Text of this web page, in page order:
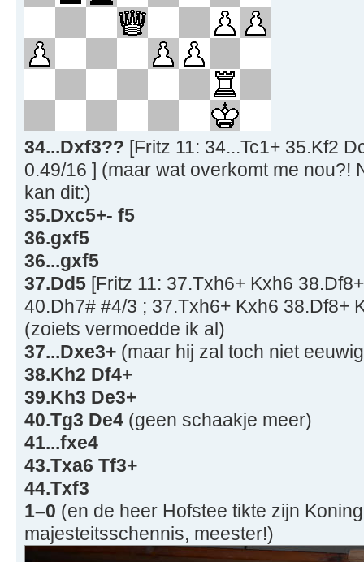
34...Dxf3?? [Fritz 11: 34...Tc1+ 35.Kf2
0.49/16 ] (maar wat overkomt me nou?!
kan dit:)
35.Dxc5+- f5
36.gxf5
36...gxf5
37.Dd5 [Fritz 11: 37.Txh6+ Kxh6
40.Dh7# #4/3 ; 37.Txh6+ Kxh6 38.Df8+
(zoiets vermoedde ik al)
37...Dxe3+ (maar hij zal toch niet
38.Kh2 Df4+
39.Kh3 De3+
40.Tg3 De4 (geen schaakje meer)
41...fxe4
43.Txa6 Tf3+
44.Txf3
1–0 (en de heer Hofstee tikte zijn
majesteitsschennis, meester!)